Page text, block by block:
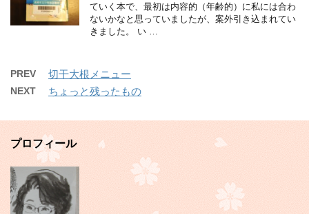
ていく本で、最初は内容的（年齢的）に私には合わ
ないかなと思っていましたが、案外引き込まれてい
きました。 い …
PREV 切干大根メニュー
NEXT ちょっと残ったもの
プロフィール